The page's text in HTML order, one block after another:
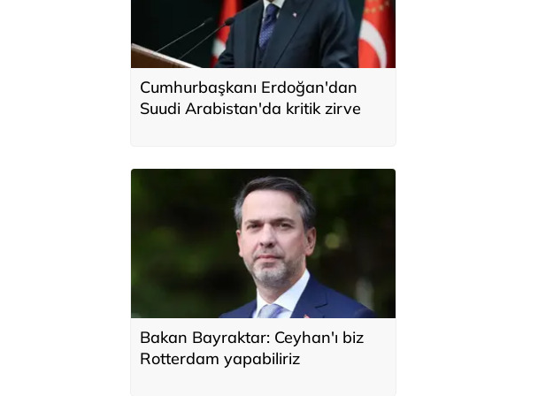
Cumhurbaşkanı Erdoğan'dan
Suudi Arabistan'da kritik zirve
Bakan Bayraktar: Ceyhan'ı biz
Rotterdam yapabiliriz